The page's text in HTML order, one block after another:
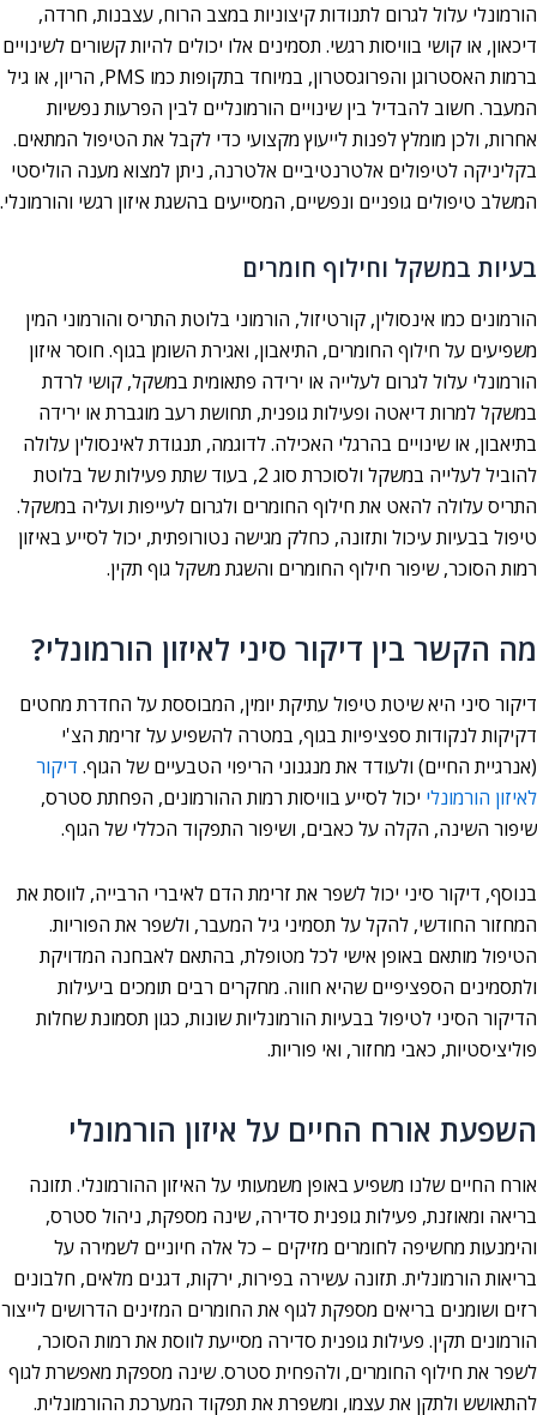
הורמונלי עלול לגרום לתנודות קיצוניות במצב הרוח, עצבנות, חרדה,
דיכאון, או קושי בוויסות רגשי. תסמינים אלו יכולים להיות קשורים לשינויים
ברמות האסטרוגן והפרוגסטרון, במיוחד בתקופות כמו PMS, הריון, או גיל
המעבר. חשוב להבדיל בין שינויים הורמונליים לבין הפרעות נפשיות
אחרות, ולכן מומלץ לפנות לייעוץ מקצועי כדי לקבל את הטיפול המתאים.
בקליניקה לטיפולים אלטרנטיביים אלטרנה, ניתן למצוא מענה הוליסטי
המשלב טיפולים גופניים ונפשיים, המסייעים בהשגת איזון רגשי והורמונלי.
בעיות במשקל וחילוף חומרים
הורמונים כמו אינסולין, קורטיזול, הורמוני בלוטת התריס והורמוני המין
משפיעים על חילוף החומרים, התיאבון, ואגירת השומן בגוף. חוסר איזון
הורמונלי עלול לגרום לעלייה או ירידה פתאומית במשקל, קושי לרדת
במשקל למרות דיאטה ופעילות גופנית, תחושת רעב מוגברת או ירידה
בתיאבון, או שינויים בהרגלי האכילה. לדוגמה, תנגודת לאינסולין עלולה
להוביל לעלייה במשקל ולסוכרת סוג 2, בעוד שתת פעילות של בלוטת
התריס עלולה להאט את חילוף החומרים ולגרום לעייפות ועליה במשקל.
טיפול בבעיות עיכול ותזונה, כחלק מגישה נטורופתית, יכול לסייע באיזון
רמות הסוכר, שיפור חילוף החומרים והשגת משקל גוף תקין.
מה הקשר בין דיקור סיני לאיזון הורמונלי?
דיקור סיני היא שיטת טיפול עתיקת יומין, המבוססת על החדרת מחטים
דקיקות לנקודות ספציפיות בגוף, במטרה להשפיע על זרימת הצ'י
(אנרגיית החיים) ולעודד את מנגנוני הריפוי הטבעיים של הגוף. דיקור
לאיזון הורמונלי יכול לסייע בוויסות רמות ההורמונים, הפחתת סטרס,
שיפור השינה, הקלה על כאבים, ושיפור התפקוד הכללי של הגוף.
בנוסף, דיקור סיני יכול לשפר את זרימת הדם לאיברי הרבייה, לווסת את
המחזור החודשי, להקל על תסמיני גיל המעבר, ולשפר את הפוריות.
הטיפול מותאם באופן אישי לכל מטופלת, בהתאם לאבחנה המדויקת
ולתסמינים הספציפיים שהיא חווה. מחקרים רבים תומכים ביעילות
הדיקור הסיני לטיפול בבעיות הורמונליות שונות, כגון תסמונת שחלות
פוליציסטיות, כאבי מחזור, ואי פוריות.
השפעת אורח החיים על איזון הורמונלי
אורח החיים שלנו משפיע באופן משמעותי על האיזון ההורמונלי. תזונה
בריאה ומאוזנת, פעילות גופנית סדירה, שינה מספקת, ניהול סטרס,
והימנעות מחשיפה לחומרים מזיקים – כל אלה חיוניים לשמירה על
בריאות הורמונלית. תזונה עשירה בפירות, ירקות, דגנים מלאים, חלבונים
רזים ושומנים בריאים מספקת לגוף את החומרים המזינים הדרושים לייצור
הורמונים תקין. פעילות גופנית סדירה מסייעת לווסת את רמות הסוכר,
לשפר את חילוף החומרים, ולהפחית סטרס. שינה מספקת מאפשרת לגוף
להתאושש ולתקן את עצמו, ומשפרת את תפקוד המערכת ההורמונלית.